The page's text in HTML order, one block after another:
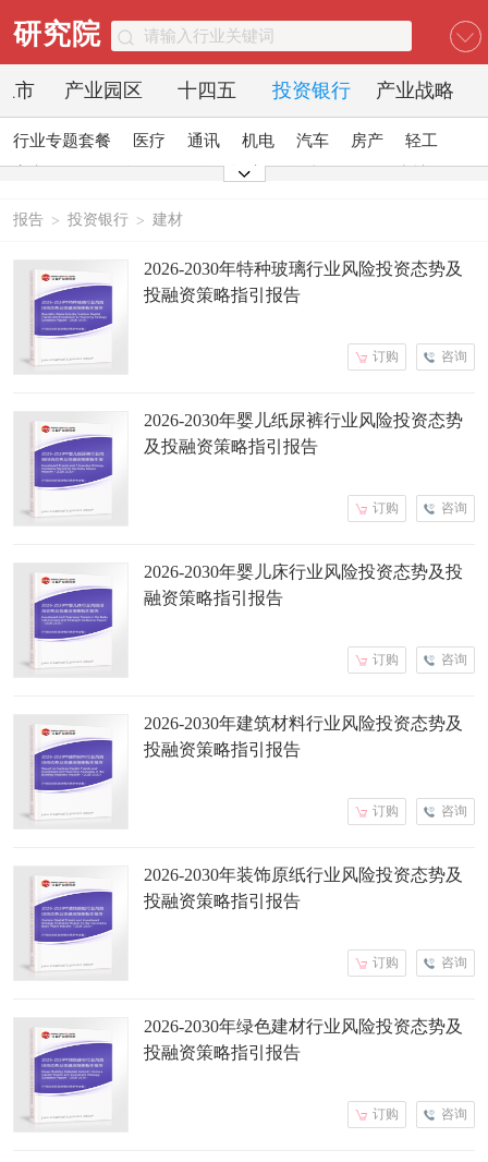
研究院
市 产业园区 十四五 投资银行 产业战略
行业专题套餐 医疗 通讯 机电 汽车 房产
轻工
酒店
报告 > 投资银行 > 建材
2026-2030年特种玻璃行业风险投资态势及
投融资策略指引报告
咨询
订购
2026-2030年婴儿纸尿裤行业风险投资态势
及投融资策略指引报告
咨询
订购
2026-2030年婴儿床行业风险投资态势及投
融资策略指引报告
咨询
订购
2026-2030年建筑材料行业风险投资态势及
投融资策略指引报告
咨询
订购
2026-2030年装饰原纸行业风险投资态势及
投融资策略指引报告
咨询
订购
2026-2030年绿色建材行业风险投资态势及
投融资策略指引报告
咨询
订购